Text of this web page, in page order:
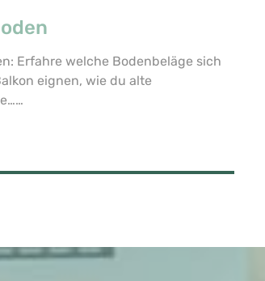
Erfahre welche Bodenbeläge sich
eignen, wie du alte